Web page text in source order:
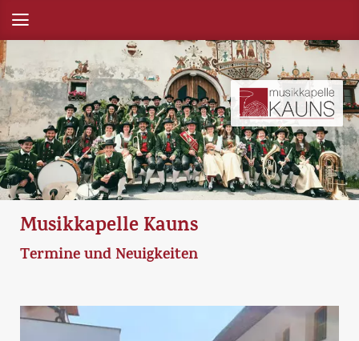
Musikkapelle Kauns
Termine und Neuigkeiten